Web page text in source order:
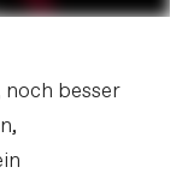
noch besser